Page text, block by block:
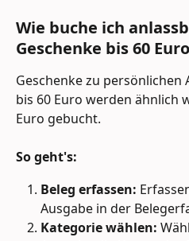
Wie buche ich
Geschenke bis 60
Geschenke zu persönlichen
bis 60 Euro werden ähnlich
Euro gebucht.
So geht's:
Beleg erfassen:
Ausgabe in der
Kategorie wählen: